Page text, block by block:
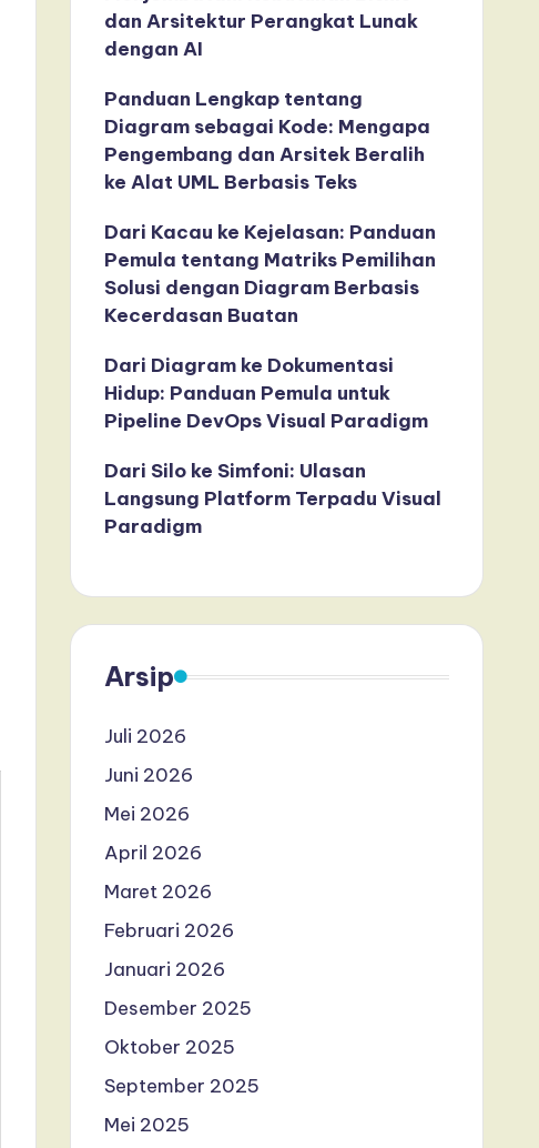
dan Arsitektur Perangkat Lunak
dengan AI
Panduan Lengkap tentang
Diagram sebagai Kode: Mengapa
Pengembang dan Arsitek Beralih
ke Alat UML Berbasis Teks
Dari Kacau ke Kejelasan: Panduan
Pemula tentang Matriks Pemilihan
Solusi dengan Diagram Berbasis
Kecerdasan Buatan
Dari Diagram ke Dokumentasi
Hidup: Panduan Pemula untuk
Pipeline DevOps Visual Paradigm
Dari Silo ke Simfoni: Ulasan
Langsung Platform Terpadu Visual
Paradigm
Arsip
Juli 2026
Juni 2026
Mei 2026
April 2026
Maret 2026
Februari 2026
Januari 2026
Desember 2025
Oktober 2025
September 2025
Mei 2025